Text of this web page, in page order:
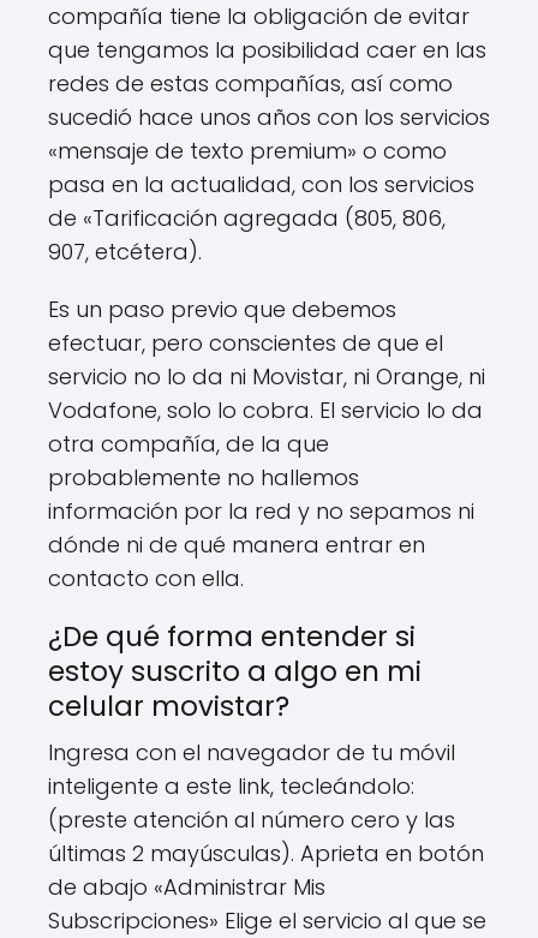
compañía tiene la obligación de evitar
que tengamos la posibilidad caer en las
redes de estas compañías, así como
sucedió hace unos años con los servicios
«mensaje de texto premium» o como
pasa en la actualidad, con los servicios
de «Tarificación agregada (805, 806,
907, etcétera).
Es un paso previo que debemos
efectuar, pero conscientes de que el
servicio no lo da ni Movistar, ni Orange, ni
Vodafone, solo lo cobra. El servicio lo da
otra compañía, de la que
probablemente no hallemos
información por la red y no sepamos ni
dónde ni de qué manera entrar en
contacto con ella.
¿De qué forma entender si
estoy suscrito a algo en mi
celular movistar?
Ingresa con el navegador de tu móvil
inteligente a este link, tecleándolo:
(preste atención al número cero y las
últimas 2 mayúsculas). Aprieta en botón
de abajo «Administrar Mis
Subscripciones» Elige el servicio al que se